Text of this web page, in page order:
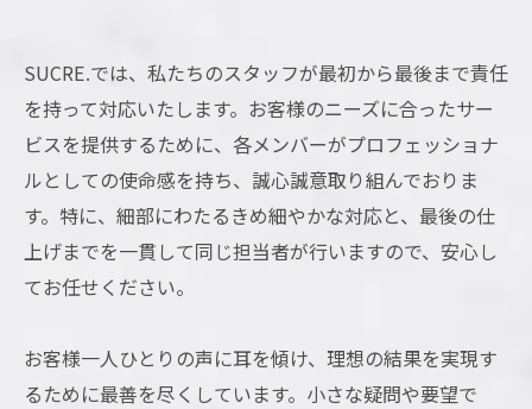
SUCRE.では、私たちのスタッフが最初から最後まで責任
を持って対応いたします。お客様のニーズに合ったサー
ビスを提供するために、各メンバーがプロフェッショナ
ルとしての使命感を持ち、誠心誠意取り組んでおりま
す。特に、細部にわたるきめ細やかな対応と、最後の仕
上げまでを一貫して同じ担当者が行いますので、安心し
てお任せください。
お客様一人ひとりの声に耳を傾け、理想の結果を実現す
るために最善を尽くしています。小さな疑問や要望で